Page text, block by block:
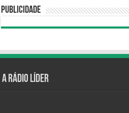
Publicidade
A Rádio Líder